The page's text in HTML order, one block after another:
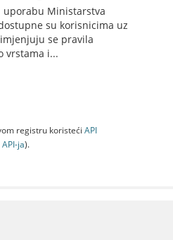
uporabu Ministarstva
su korisnicima uz
se pravila
vrstama i...
registru koristeći API
jа).